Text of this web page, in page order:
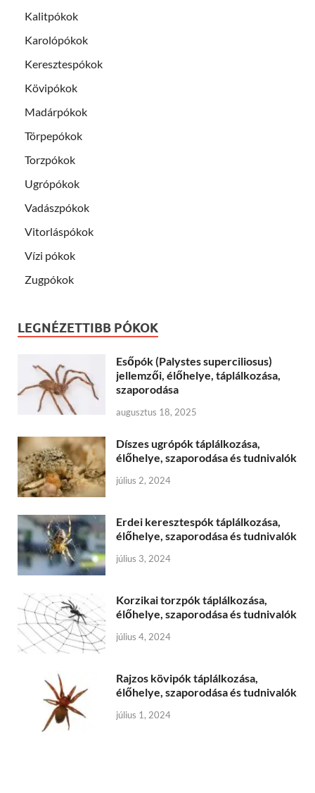
Kalitpókok
Karolópókok
Keresztespókok
Kövipókok
Madárpókok
Törpepókok
Torzpókok
Ugrópókok
Vadászpókok
Vitorláspókok
Vízi pókok
Zugpókok
LEGNÉZETTIBB PÓKOK
Esőpók (Palystes superciliosus)
jellemzői, élőhelye, táplálkozása,
szaporodása
augusztus 18, 2025
Díszes ugrópók táplálkozása,
élőhelye, szaporodása és tudnivalók
július 2, 2024
Erdei keresztespók táplálkozása,
élőhelye, szaporodása és tudnivalók
július 3, 2024
Korzikai torzpók táplálkozása,
élőhelye, szaporodása és tudnivalók
július 4, 2024
Rajzos kövipók táplálkozása,
élőhelye, szaporodása és tudnivalók
július 1, 2024